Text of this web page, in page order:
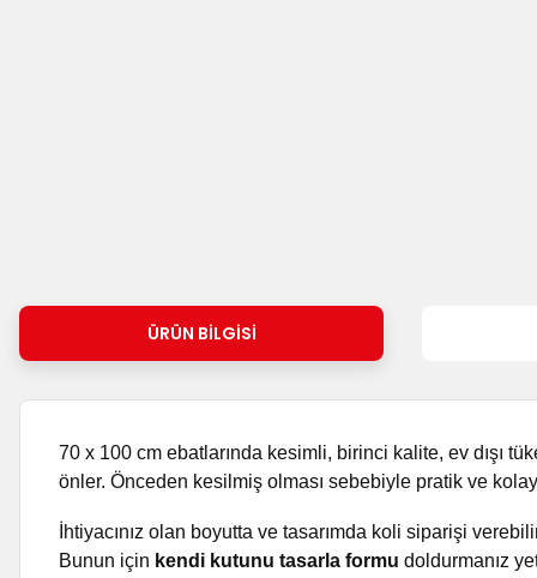
ÜRÜN BILGISI
70 x 100 cm ebatlarında kesimli, birinci kalite, ev dışı
önler. Önceden kesilmiş olması sebebiyle pratik ve
İhtiyacınız olan boyutta ve tasarımda koli siparişi
Bunun için kendi kutunu tasarla formu doldurmanız